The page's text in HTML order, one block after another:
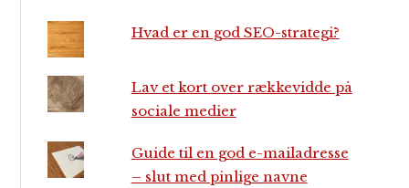
Hvad er en god SEO-strategi?
Lav et kort over rækkevidde på
sociale medier
Guide til en god e-mailadresse
– slut med pinlige navne